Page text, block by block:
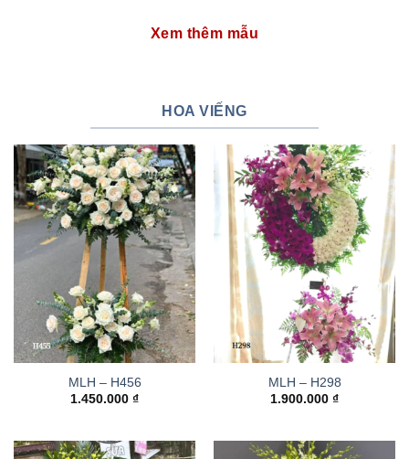
Xem thêm mẫu
HOA VIẾNG
MLH – H456
1.450.000 ₫
MLH – H298
1.900.000 ₫